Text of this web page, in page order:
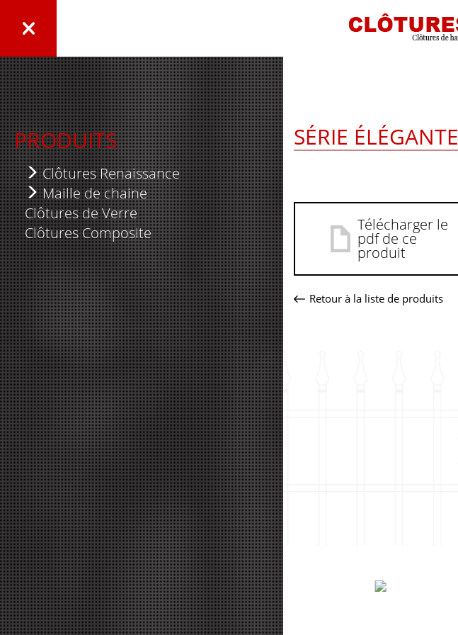
PRODUITS
Clôtures Renaissance
Série Élégante
Série Royale
Série Suprême
Série Nexus
Série 5000
Maille de chaine
Clôtures Résidentielles
Clôtures Industrielles
Lattes de Plastique
Panneau temporaire
Clôtures de Verre
Clôtures Composite
SÉRIE ÉLÉGANTE
Télécharger le
pdf de ce
produit
Retour à la liste de produits